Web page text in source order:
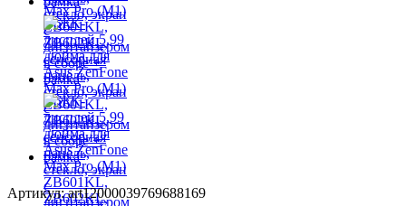
Артикул: art12000039769688169